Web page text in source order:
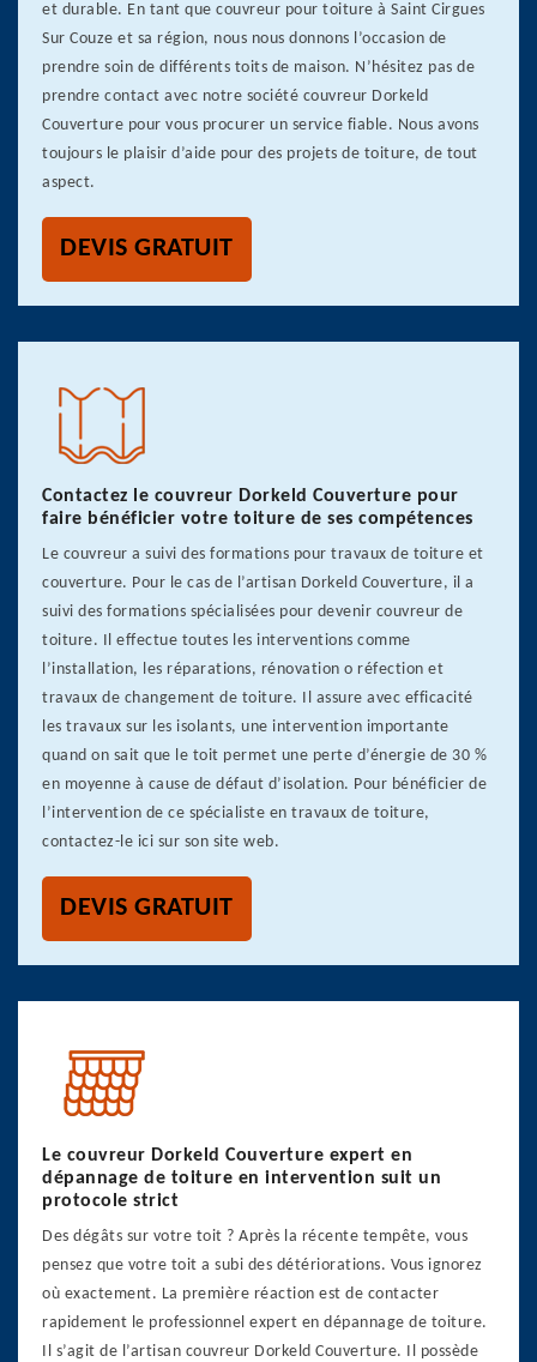
et durable. En tant que couvreur pour toiture à Saint Cirgues
Sur Couze et sa région, nous nous donnons l’occasion de
prendre soin de différents toits de maison. N’hésitez pas de
prendre contact avec notre société couvreur Dorkeld
Couverture pour vous procurer un service fiable. Nous avons
toujours le plaisir d’aide pour des projets de toiture, de tout
aspect.
DEVIS GRATUIT
Contactez le couvreur Dorkeld Couverture pour
faire bénéficier votre toiture de ses compétences
Le couvreur a suivi des formations pour travaux de toiture et
couverture. Pour le cas de l’artisan Dorkeld Couverture, il a
suivi des formations spécialisées pour devenir couvreur de
toiture. Il effectue toutes les interventions comme
l’installation, les réparations, rénovation o réfection et
travaux de changement de toiture. Il assure avec efficacité
les travaux sur les isolants, une intervention importante
quand on sait que le toit permet une perte d’énergie de 30 %
en moyenne à cause de défaut d’isolation. Pour bénéficier de
l’intervention de ce spécialiste en travaux de toiture,
contactez-le ici sur son site web.
DEVIS GRATUIT
Le couvreur Dorkeld Couverture expert en
dépannage de toiture en intervention suit un
protocole strict
Des dégâts sur votre toit ? Après la récente tempête, vous
pensez que votre toit a subi des détériorations. Vous ignorez
où exactement. La première réaction est de contacter
rapidement le professionnel expert en dépannage de toiture.
Il s’agit de l’artisan couvreur Dorkeld Couverture. Il possède